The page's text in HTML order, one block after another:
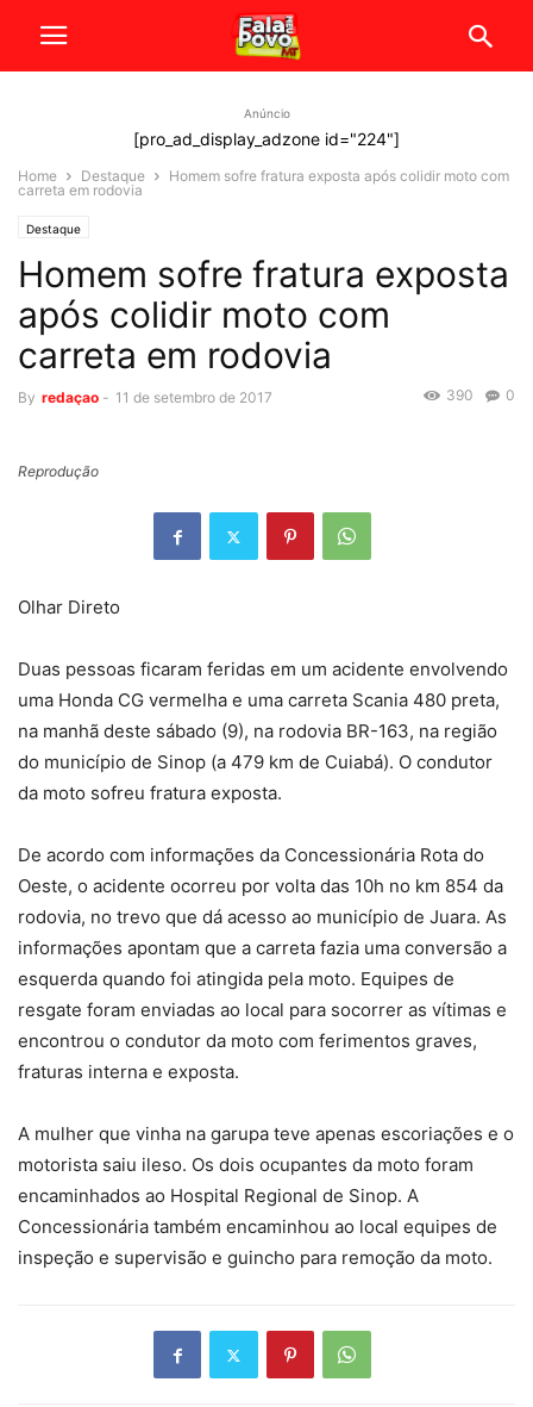
Anúncio
[pro_ad_display_adzone id="224"]
Home Destaque
Homem sofre fratura exposta após colidir moto com
carreta em rodovia
Destaque
Homem sofre fratura exposta
após colidir moto com
carreta em rodovia
By redaçao - 11 de setembro de 2017 0
390
Reprodução
Olhar Direto
Duas pessoas ficaram feridas em um acidente envolvendo
uma Honda CG vermelha e uma carreta Scania 480 preta,
na manhã deste sábado (9), na rodovia BR-163, na região
do município de Sinop (a 479 km de Cuiabá). O condutor
da moto sofreu fratura exposta.
De acordo com informações da Concessionária Rota do
Oeste, o acidente ocorreu por volta das 10h no km 854 da
rodovia, no trevo que dá acesso ao município de Juara. As
informações apontam que a carreta fazia uma conversão a
esquerda quando foi atingida pela moto. Equipes de
resgate foram enviadas ao local para socorrer as vítimas e
encontrou o condutor da moto com ferimentos graves,
fraturas interna e exposta.
A mulher que vinha na garupa teve apenas escoriações e o
motorista saiu ileso. Os dois ocupantes da moto foram
encaminhados ao Hospital Regional de Sinop. A
Concessionária também encaminhou ao local equipes de
inspeção e supervisão e guincho para remoção da moto.